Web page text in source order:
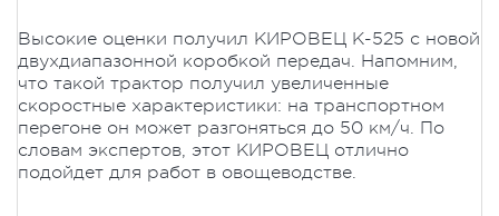
Высокие оценки получил КИРОВЕЦ К-525 с новой
двухдиапазонной коробкой передач. Напомним,
что такой трактор получил увеличенные
скоростные характеристики: на транспортном
перегоне он может разгоняться до 50 км/ч. По
словам экспертов, этот КИРОВЕЦ отлично
подойдет для работ в овощеводстве.